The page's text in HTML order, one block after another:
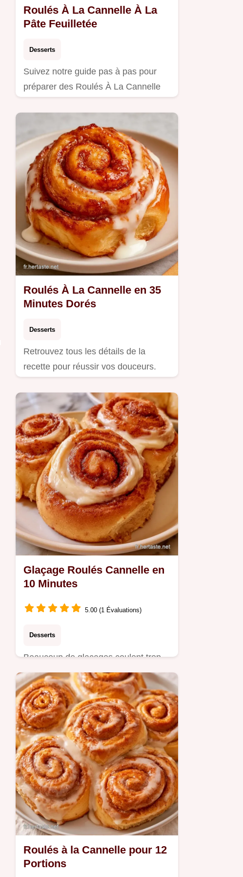
Roulés À La Cannelle À La
Pâte Feuilletée
Desserts
Suivez notre guide pas à pas pour
préparer des Roulés À La Cannelle
Roulés À La Cannelle en 35
Minutes Dorés
Desserts
Retrouvez tous les détails de la
recette pour réussir vos douceurs.
Glaçage Roulés Cannelle en
10 Minutes
5.00 (1 Évaluations)
Desserts
Beaucoup de glaçages coulent trop
vite. Ce Glaçage Roulés Cannelle
reste stable grâce au cream…
Roulés à la Cannelle pour 12
Portions